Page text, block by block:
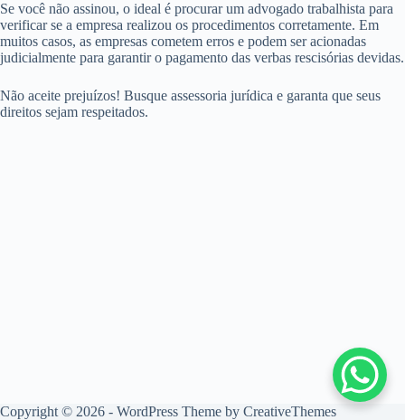
Se você não assinou, o ideal é procurar um advogado trabalhista para
verificar se a empresa realizou os procedimentos corretamente. Em
muitos casos, as empresas cometem erros e podem ser acionadas
judicialmente para garantir o pagamento das verbas rescisórias devidas.
Não aceite prejuízos! Busque assessoria jurídica e garanta que seus
direitos sejam respeitados.
Copyright © 2026 - WordPress Theme by CreativeThemes